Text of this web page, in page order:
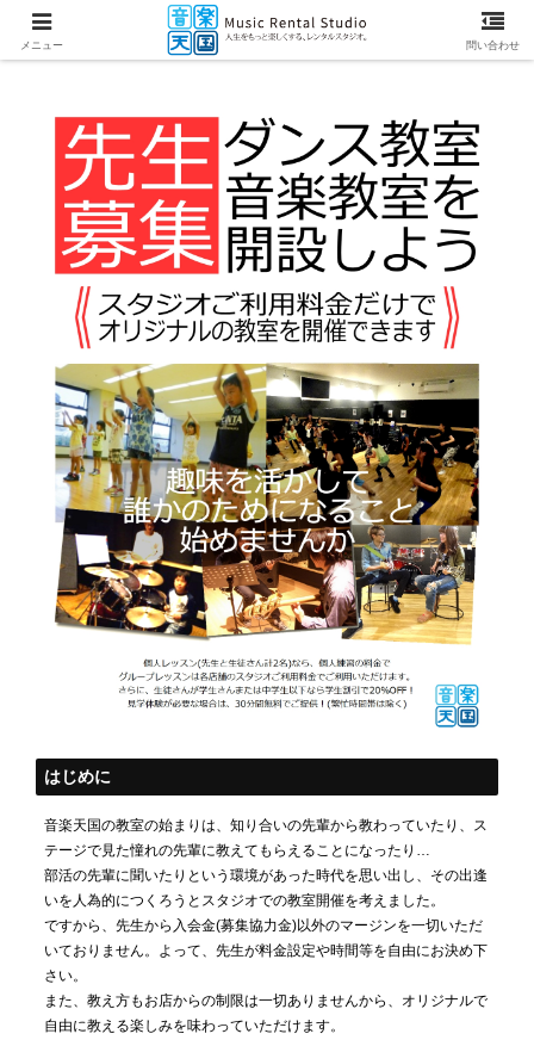
はじめに
音楽天国の教室の始まりは、知り合いの先輩から教わっていたり、ス
テージで見た憧れの先輩に教えてもらえることになったり…
部活の先輩に聞いたりという環境があった時代を思い出し、その出逢
いを人為的につくろうとスタジオでの教室開催を考えました。
ですから、先生から入会金(募集協力金)以外のマージンを一切いただ
いておりません。よって、先生が料金設定や時間等を自由にお決め下
さい。
また、教え方もお店からの制限は一切ありませんから、オリジナルで
自由に教える楽しみを味わっていただけます。
メニュー 問い合わせ